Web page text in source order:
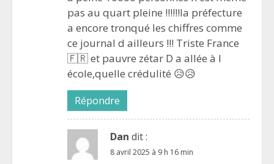
pas au quart pleine !!!!!!la préfecture
a encore tronqué les chiffres comme
ce journal d ailleurs !!! Triste France
🇫🇷 et pauvre zétar D a allée à l
école,quelle crédulité 😥😥
Répondre
Dan dit :
8 avril 2025 à 9 h 16 min